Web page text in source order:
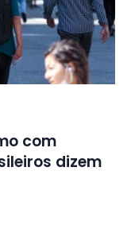
com
dizem